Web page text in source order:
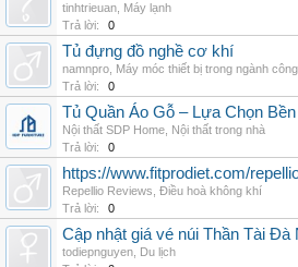
tinhtrieuan Máy lạnh
Trả lời:
0
Tủ đựng đồ nghề cơ khí
namnpro Máy móc thiết bị trong ngành
Trả lời:
0
Tủ Quần Áo Gỗ – Lựa Chọn
Nội thất SDP Home Nội thất trong nhà
Trả lời:
0
https://www.fitprodiet.com/
Repellio Reviews Điều hoà không khí
Trả lời:
0
Cập nhật giá vé núi Thần Tài
todiepnguyen Du lịch